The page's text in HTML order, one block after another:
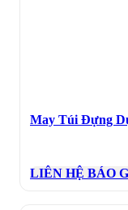
May Túi Đựng
LIÊN HỆ BÁO